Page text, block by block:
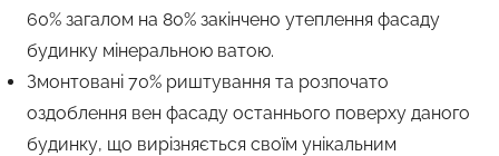
60% загалом на 80% закінчено утеплення фасаду
будинку мінеральною ватою.
Змонтовані 70% риштування та розпочато
оздоблення вен фасаду останнього поверху даного
будинку, що вирізняється своїм унікальним